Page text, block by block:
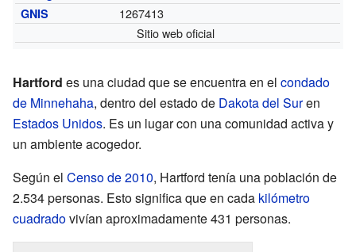
GNIS
1267413
Sitio web oficial
Hartford es una ciudad que se encuentra en el condado
de Minnehaha, dentro del estado de Dakota del Suren
Estados Unidos. Es un lugar con una comunidad activa y
un ambiente acogedor.
Según el Censo de 2010, Hartford tenía una población de
2.534 personas. Esto significa que en cada kilómetro
cuadradovivían aproximadamente 431 personas.